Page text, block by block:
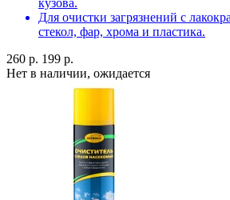
Для очистки загрязнений с
стекол, фар, хрома и пластика.
260 р. 199 р.
Нет в наличии, ожидается